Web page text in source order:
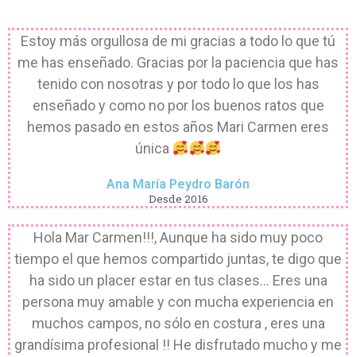
Estoy más orgullosa de mi gracias a todo lo que tú
me has enseñado. Gracias por la paciencia que has
tenido con nosotras y por todo lo que los has
enseñado y como no por los buenos ratos que
hemos pasado en estos años Mari Carmen eres
única
Ana María Peydro Barón
Desde 2016
Hola Mar Carmen!!!, Aunque ha sido muy poco
tiempo el que hemos compartido juntas, te digo que
ha sido un placer estar en tus clases... Eres una
persona muy amable y con mucha experiencia en
muchos campos, no sólo en costura , eres una
grandísima profesional !! He disfrutado mucho y me